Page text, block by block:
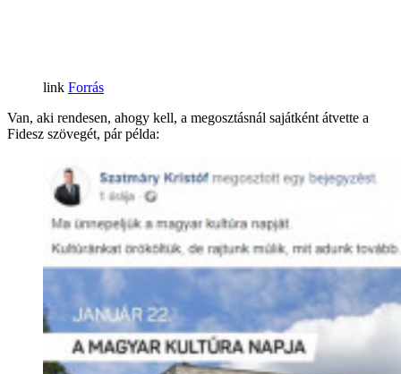
Forrás
Van, aki rendesen, ahogy kell, a megosztásnál sajátként átvette a
Fidesz szövegét, pár példa: